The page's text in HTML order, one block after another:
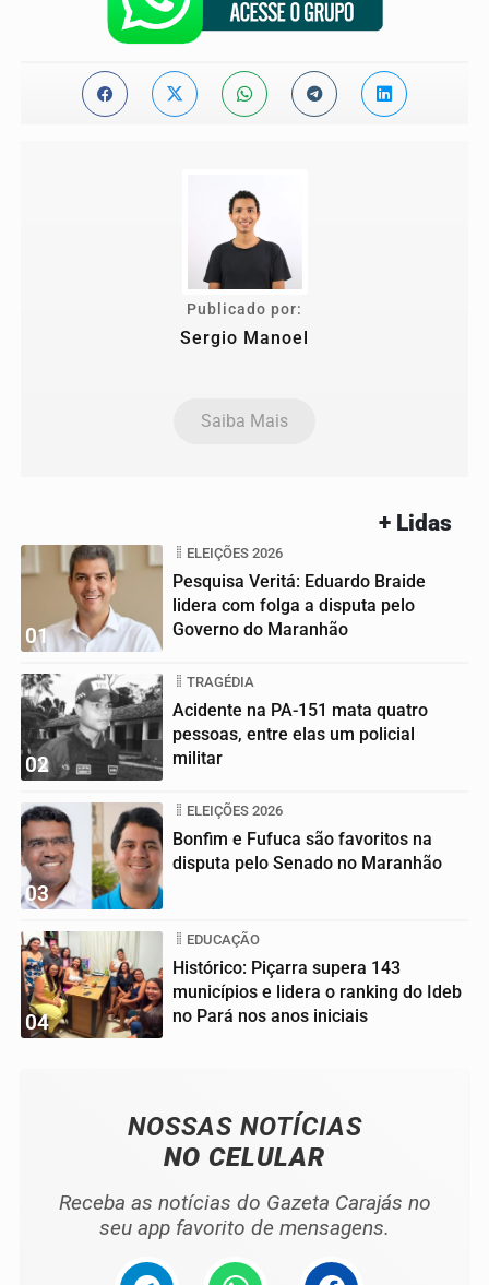
Publicado por:
Sergio Manoel
Saiba Mais
+ Lidas
01
ELEIÇÕES 2026
Pesquisa Veritá: Eduardo Braide
lidera com folga a disputa pelo
Governo do Maranhão
02
TRAGÉDIA
Acidente na PA-151 mata quatro
pessoas, entre elas um policial
militar
03
ELEIÇÕES 2026
Bonfim e Fufuca são favoritos na
disputa pelo Senado no Maranhão
04
EDUCAÇÃO
Histórico: Piçarra supera 143
municípios e lidera o ranking do Ideb
no Pará nos anos iniciais
NOSSAS NOTÍCIAS
NO CELULAR
Receba as notícias do Gazeta Carajás no
seu app favorito de mensagens.